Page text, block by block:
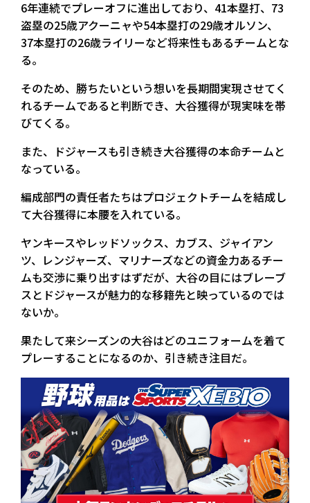
6年連続でプレーオフに進出しており、41本塁打、73
盗塁の25歳アクーニャや54本塁打の29歳オルソン、
37本塁打の26歳ライリーなど将来性もあるチームとな
る。
そのため、勝ちたいという想いを長期間実現させてく
れるチームであると判断でき、大谷獲得が現実味を帯
びてくる。
また、ドジャースも引き続き大谷獲得の本命チームと
なっている。
編成部門の責任者たちはプロジェクトチームを結成し
て大谷獲得に本腰を入れている。
ヤンキースやレッドソックス、カブス、ジャイアン
ツ、レンジャーズ、マリナーズなどの資金力あるチー
ムも交渉に乗り出すはずだが、大谷の目にはブレーブ
スとドジャースが魅力的な移籍先と映っているのでは
ないか。
果たして来シーズンの大谷はどのユニフォームを着て
プレーすることになるのか、引き続き注目だ。